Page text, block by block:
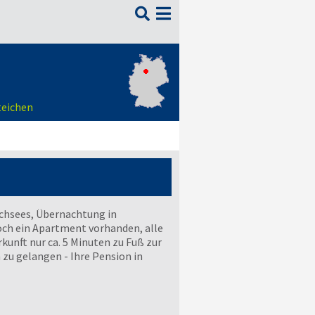

Übernachtung in
ein Apartment vorhanden, alle
nur ca. 5 Minuten zu Fuß zur
gelangen - Ihre Pension in